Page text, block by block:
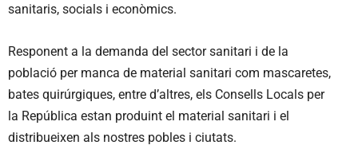
sanitaris, socials i econòmics.
Responent a la demanda del sector sanitari i de la
població per manca de material sanitari com mascaretes,
bates quirúrgiques, entre d’altres, els Consells Locals per
la República estan produint el material sanitari i el
distribueixen als nostres pobles i ciutats.